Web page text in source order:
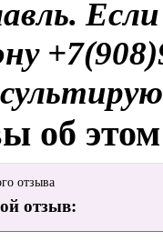
об этом
отзыва
отзыв: